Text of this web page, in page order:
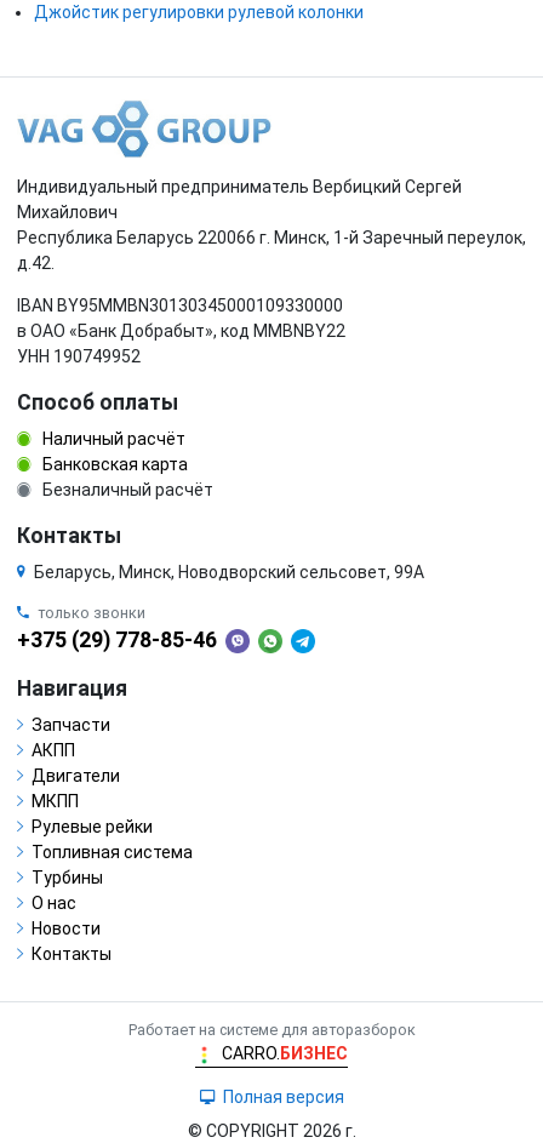
Джойстик регулировки рулевой колонки
Индивидуальный предприниматель Вербицкий Сергей
Михайлович
Республика Беларусь 220066 г. Минск, 1-й Заречный переулок,
д.42.
IBAN BY95MMBN30130345000109330000
в ОАО «Банк Добрабыт», код MMBNBY22
УНН 190749952
Способ оплаты
Наличный расчёт
Банковская карта
Безналичный расчёт
Контакты
Беларусь, Минск, Новодворский сельсовет, 99А
только звонки
+375 (29) 778-85-46
Навигация
Запчасти
АКПП
Двигатели
МКПП
Рулевые рейки
Топливная система
Турбины
О нас
Новости
Контакты
Работает на системе для авторазборок
CARRO. БИЗНЕС
Полная версия
© COPYRIGHT 2026 г.